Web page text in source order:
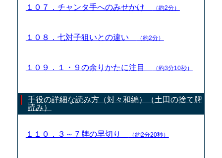
１０７．チャンタ手へのみせかけ （約2分）
１０８．七対子狙いとの違い （約2分）
１０９．１・９の余りかたに注目 （約3分10秒）
手役の詳細な読み方（対々和編）（土田の捨て牌
読み）
１１０．３～７牌の早切り （約2分20秒）